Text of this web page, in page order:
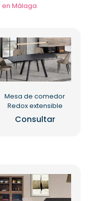
en Málaga
Mesa de comedor
Redox extensible
Consultar